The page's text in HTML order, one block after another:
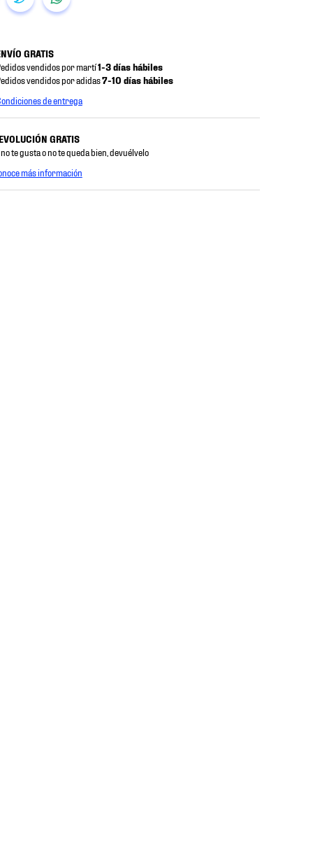
GRATIS
vendidos por martí1-3 días hábiles
vendidos por adidas7-10 días hábiles
de entrega
GRATIS
te gusta o no te queda bien, devuélvelo
más información